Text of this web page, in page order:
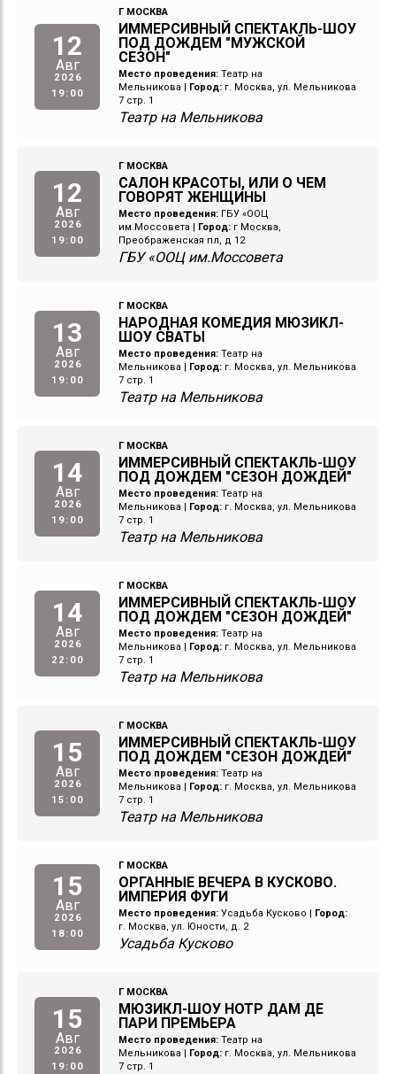
12
Авг
2026
19:00
Г МОСКВА
ИММЕРСИВНЫЙ СПЕКТАКЛЬ-ШОУ
ПОД ДОЖДЕМ "МУЖСКОЙ
СЕЗОН"
Место проведения: Театр на
Мельникова
Город: г. Москва, ул. Мельникова
7 стр. 1
Театр на Мельникова
12
Авг
2026
19:00
Г МОСКВА
САЛОН КРАСОТЫ, ИЛИ О ЧЕМ
ГОВОРЯТ ЖЕНЩИНЫ
Место проведения: ГБУ «ООЦ
им.Моссовета
Город: г Москва,
Преображенская пл, д 12
ГБУ «ООЦ им.Моссовета
13
Авг
2026
19:00
Г МОСКВА
НАРОДНАЯ КОМЕДИЯ МЮЗИКЛ-
ШОУ СВАТЫ
Место проведения: Театр на
Мельникова
Город: г. Москва, ул. Мельникова
7 стр. 1
Театр на Мельникова
14
Авг
2026
19:00
Г МОСКВА
ИММЕРСИВНЫЙ СПЕКТАКЛЬ-ШОУ
ПОД ДОЖДЕМ "СЕЗОН ДОЖДЕЙ"
Место проведения: Театр на
Мельникова
Город: г. Москва, ул. Мельникова
7 стр. 1
Театр на Мельникова
14
Авг
2026
22:00
Г МОСКВА
ИММЕРСИВНЫЙ СПЕКТАКЛЬ-ШОУ
ПОД ДОЖДЕМ "СЕЗОН ДОЖДЕЙ"
Место проведения: Театр на
Мельникова
Город: г. Москва, ул. Мельникова
7 стр. 1
Театр на Мельникова
15
Авг
2026
15:00
Г МОСКВА
ИММЕРСИВНЫЙ СПЕКТАКЛЬ-ШОУ
ПОД ДОЖДЕМ "СЕЗОН ДОЖДЕЙ"
Место проведения: Театр на
Мельникова
Город: г. Москва, ул. Мельникова
7 стр. 1
Театр на Мельникова
15
Авг
2026
18:00
Г МОСКВА
ОРГАННЫЕ ВЕЧЕРА В КУСКОВО.
ИМПЕРИЯ ФУГИ
Место проведения: Усадьба Кусково
Город:
г. Москва, ул. Юности, д. 2
Усадьба Кусково
15
Авг
2026
19:00
Г МОСКВА
МЮЗИКЛ-ШОУ НОТР ДАМ ДЕ
ПАРИ ПРЕМЬЕРА
Место проведения: Театр на
Мельникова
Город: г. Москва, ул. Мельникова
7 стр. 1